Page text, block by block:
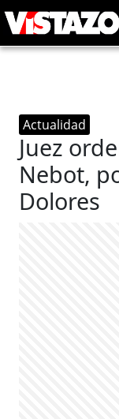
Actualidad
Juez
Nebot,
Dolores